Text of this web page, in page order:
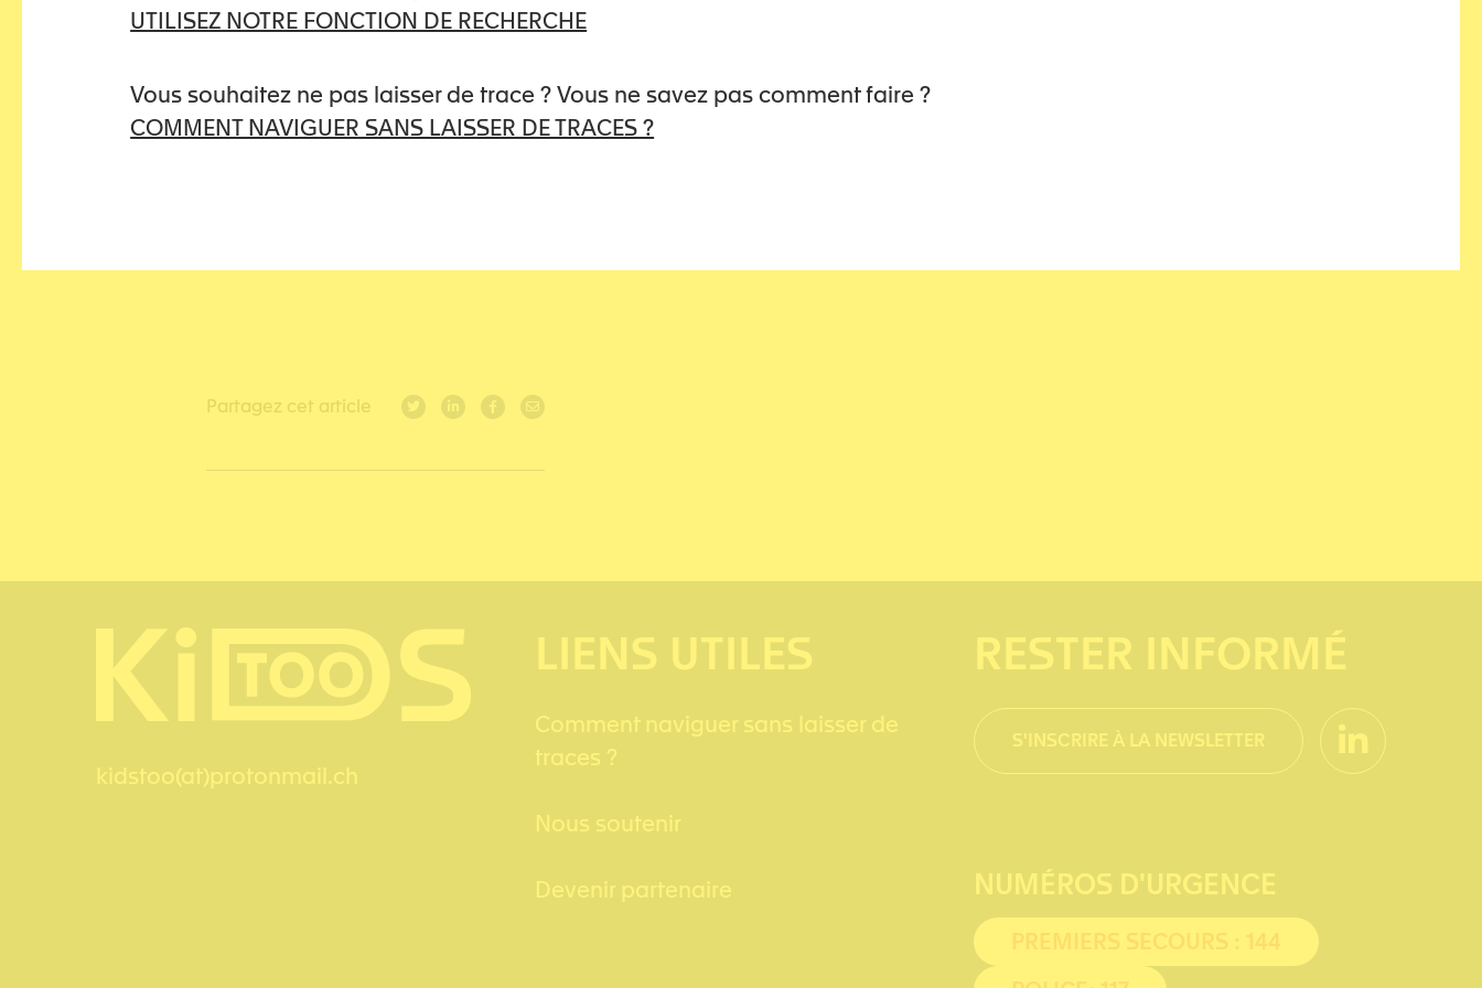
UTILISEZ NOTRE FONCTION DE RECHERCHE
Vous souhaitez ne pas laisser de trace ? Vous ne savez pas comment faire ?
COMMENT NAVIGUER SANS LAISSER DE TRACES ?
l’association Mémoire traumatique et victimologie, membre de la
prise en charge des violences intrafamiliales, Victimologue,
ethnologue (vice-présidente de l’association Mémoire
Partagez cet article
kidstoo(at)protonmail.ch
LIENS UTILES
Comment naviguer sans laisser de
traces ?
Nous soutenir
Devenir partenaire
RESTER INFORMÉ
S'INSCRIRE À LA NEWSLETTER
NUMÉROS D'URGENCE